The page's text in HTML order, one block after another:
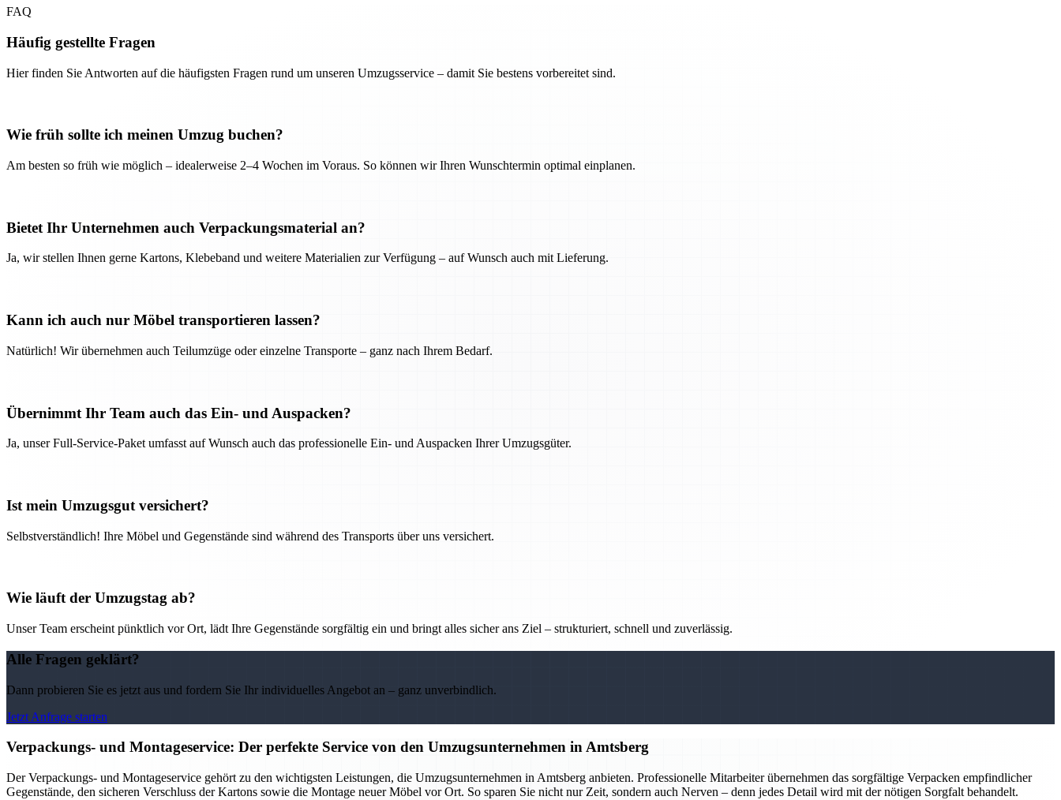
FAQ
Häufig gestellte Fragen
Hier finden Sie Antworten auf die häufigsten Fragen rund um unseren Umzugsservice – damit Sie bestens vorbereitet sind.
Wie früh sollte ich meinen Umzug buchen?
Am besten so früh wie möglich – idealerweise 2–4 Wochen im Voraus. So können wir Ihren Wunschtermin optimal einplanen.
Bietet Ihr Unternehmen auch Verpackungsmaterial an?
Ja, wir stellen Ihnen gerne Kartons, Klebeband und weitere Materialien zur Verfügung – auf Wunsch auch mit Lieferung.
Kann ich auch nur Möbel transportieren lassen?
Natürlich! Wir übernehmen auch Teilumzüge oder einzelne Transporte – ganz nach Ihrem Bedarf.
Übernimmt Ihr Team auch das Ein- und Auspacken?
Ja, unser Full-Service-Paket umfasst auf Wunsch auch das professionelle Ein- und Auspacken Ihrer Umzugsgüter.
Ist mein Umzugsgut versichert?
Selbstverständlich! Ihre Möbel und Gegenstände sind während des Transports über uns versichert.
Wie läuft der Umzugstag ab?
Unser Team erscheint pünktlich vor Ort, lädt Ihre Gegenstände sorgfältig ein und bringt alles sicher ans Ziel – strukturiert, schnell und zuverlässig.
Alle Fragen geklärt?
Dann probieren Sie es jetzt aus und fordern Sie Ihr individuelles Angebot an – ganz unverbindlich.
Jetzt Anfrage starten
Verpackungs- und Montageservice: Der perfekte Service von den Umzugsunternehmen in Amtsberg
Der Verpackungs- und Montageservice gehört zu den wichtigsten Leistungen, die Umzugsunternehmen in Amtsberg anbieten. Professionelle Mitarbeiter übernehmen das sorgfältige Verpacken empfindlicher
Gegenstände, den sicheren Verschluss der Kartons sowie die Montage neuer Möbel vor Ort. So sparen Sie nicht nur Zeit, sondern auch Nerven – denn jedes Detail wird mit der nötigen Sorgfalt behandelt.